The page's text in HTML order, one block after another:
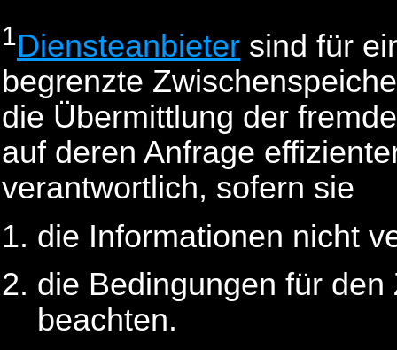
1Diensteanbieter sind für
begrenzte
die Übermittlung der
auf deren Anfrage
verantwortlich, sofern sie
die Informationen nicht
die Bedingungen für
beachten.